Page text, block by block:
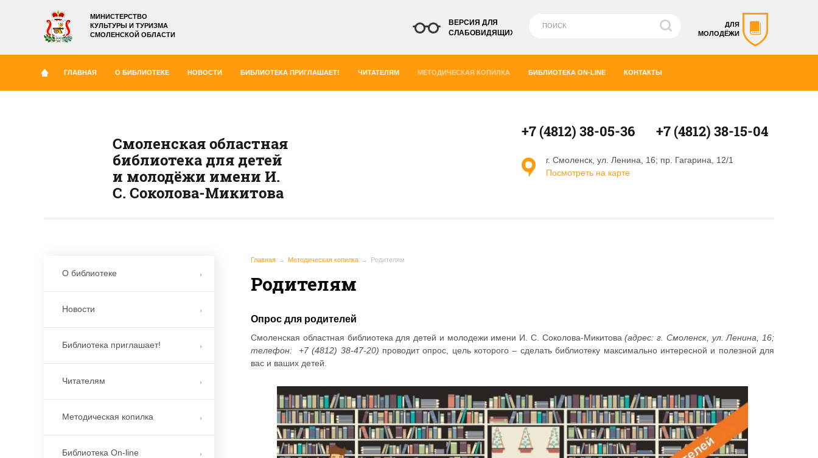
МИНИСТЕРСТВО
КУЛЬТУРЫ И ТУРИЗМА
СМОЛЕНСКОЙ ОБЛАСТИ
ДЛЯ
МОЛОДЁЖИ
ВЕРСИЯ ДЛЯ
СЛАБОВИДЯЩИХ
ГЛАВНАЯ О БИБЛИОТЕКЕ НОВОСТИ БИБЛИОТЕКА ПРИГЛАШАЕТ! ЧИТАТЕЛЯМ МЕТОДИЧЕСКАЯ КОПИЛКА БИБЛИОТЕКА ON-LINE КОНТАКТЫ
Смоленская областная
библиотека для детей
и молодёжи имени И.
С. Соколова-Микитова
+7 (4812) 38-05-36 +7 (4812) 38-15-04
г. Смоленск, ул. Ленина, 16; пр. Гагарина, 12/1
Посмотреть на карте
Главная Методическая копилка Родителям
Родителям
Опрос для родителей
Смоленская областная библиотека для детей и молодежи имени И. С. Соколова-Микитова(адрес: г. Смоленск, ул. Ленина, 16;
телефон: +7 (4812) 38-47-20) проводит опрос, цель которого – сделать библиотеку максимально интересной и полезной для
вас и ваших детей.
О библиотеке
Новости
Библиотека приглашает!
Читателям
Методическая копилка
Библиотека On-line